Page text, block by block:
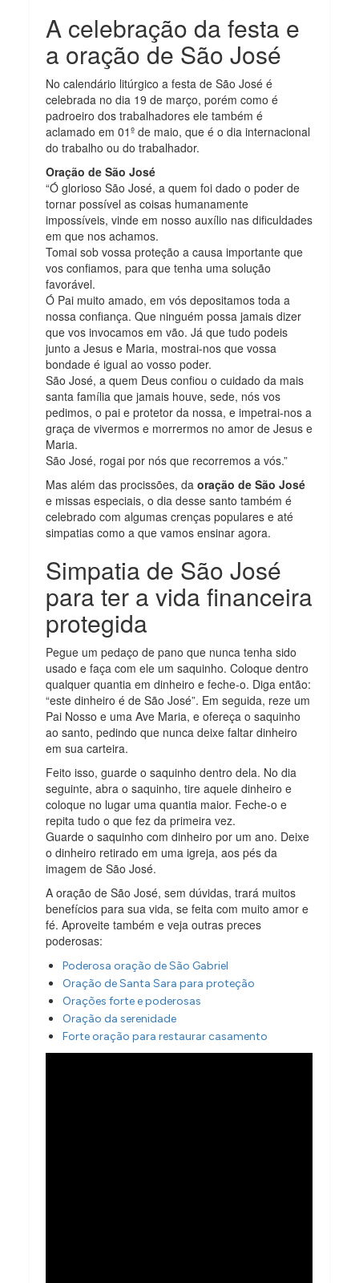
A celebração da festa e
a oração de São José
No calendário litúrgico a festa de São José é
celebrada no dia 19 de março, porém como é
padroeiro dos trabalhadores ele também é
aclamado em 01º de maio, que é o dia internacional
do trabalho ou do trabalhador.
Oração de São José
“Ó glorioso São José, a quem foi dado o poder de
tornar possível as coisas humanamente
impossíveis, vinde em nosso auxílio nas dificuldades
em que nos achamos.
Tomai sob vossa proteção a causa importante que
vos confiamos, para que tenha uma solução
favorável.
Ó Pai muito amado, em vós depositamos toda a
nossa confiança. Que ninguém possa jamais dizer
que vos invocamos em vão. Já que tudo podeis
junto a Jesus e Maria, mostrai-nos que vossa
bondade é igual ao vosso poder.
São José, a quem Deus confiou o cuidado da mais
santa família que jamais houve, sede, nós vos
pedimos, o pai e protetor da nossa, e impetrai-nos a
graça de vivermos e morrermos no amor de Jesus e
Maria.
São José, rogai por nós que recorremos a vós.”
Mas além das procissões, da oração de São José
e missas especiais, o dia desse santo também é
celebrado com algumas crenças populares e até
simpatias como a que vamos ensinar agora.
Simpatia de São José
para ter a vida financeira
protegida
Pegue um pedaço de pano que nunca tenha sido
usado e faça com ele um saquinho. Coloque dentro
qualquer quantia em dinheiro e feche-o. Diga então:
“este dinheiro é de São José”. Em seguida, reze um
Pai Nosso e uma Ave Maria, e ofereça o saquinho
ao santo, pedindo que nunca deixe faltar dinheiro
em sua carteira.
Feito isso, guarde o saquinho dentro dela. No dia
seguinte, abra o saquinho, tire aquele dinheiro e
coloque no lugar uma quantia maior. Feche-o e
repita tudo o que fez da primeira vez.
Guarde o saquinho com dinheiro por um ano. Deixe
o dinheiro retirado em uma igreja, aos pés da
imagem de São José.
A oração de São José, sem dúvidas, trará muitos
benefícios para sua vida, se feita com muito amor e
fé. Aproveite também e veja outras preces
poderosas:
Poderosa oração de São Gabriel
Oração de Santa Sara para proteção
Orações forte e poderosas
Oração da serenidade
Forte oração para restaurar casamento